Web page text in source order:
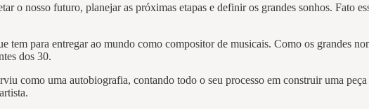
o nosso futuro, planejar as próximas etapas e definir os grandes sonhos. Fato
para entregar ao mundo como compositor de musicais. Como os grandes
dos 30.
como uma autobiografia, contando todo o seu processo em construir uma